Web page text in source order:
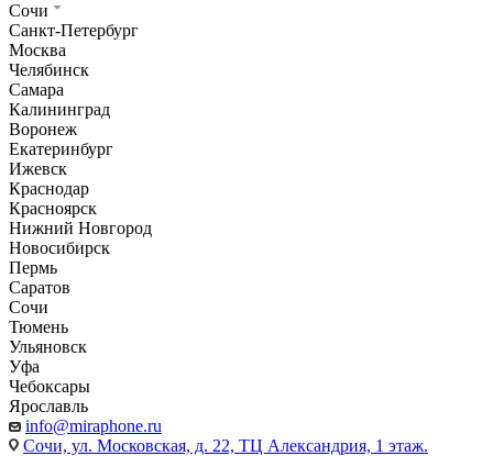
Сочи
Санкт-Петербург
Москва
Челябинск
Самара
Калининград
Воронеж
Екатеринбург
Ижевск
Краснодар
Красноярск
Нижний Новгород
Новосибирск
Пермь
Саратов
Сочи
Тюмень
Ульяновск
Уфа
Чебоксары
Ярославль
info@miraphone.ru
Сочи, ул. Московская, д. 22, ТЦ Александрия, 1 этаж.